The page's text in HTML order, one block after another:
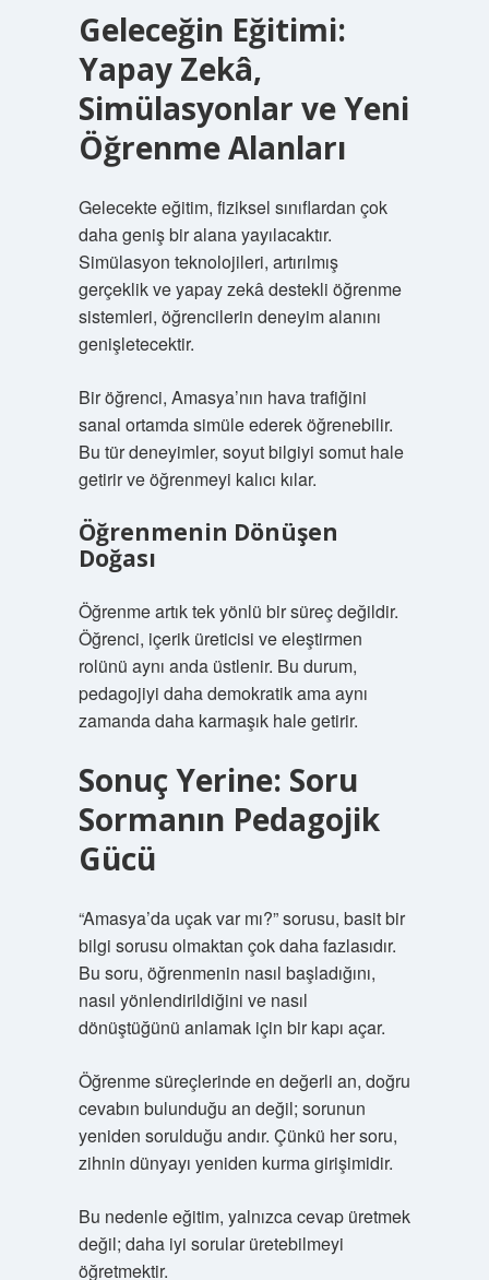
Geleceğin Eğitimi:
Yapay Zekâ,
Simülasyonlar ve Yeni
Öğrenme Alanları
Gelecekte eğitim, fiziksel sınıflardan çok
daha geniş bir alana yayılacaktır.
Simülasyon teknolojileri, artırılmış
gerçeklik ve yapay zekâ destekli öğrenme
sistemleri, öğrencilerin deneyim alanını
genişletecektir.
Bir öğrenci, Amasya’nın hava trafiğini
sanal ortamda simüle ederek öğrenebilir.
Bu tür deneyimler, soyut bilgiyi somut hale
getirir ve öğrenmeyi kalıcı kılar.
Öğrenmenin Dönüşen
Doğası
Öğrenme artık tek yönlü bir süreç değildir.
Öğrenci, içerik üreticisi ve eleştirmen
rolünü aynı anda üstlenir. Bu durum,
pedagojiyi daha demokratik ama aynı
zamanda daha karmaşık hale getirir.
Sonuç Yerine: Soru
Sormanın Pedagojik
Gücü
“Amasya’da uçak var mı?” sorusu, basit bir
bilgi sorusu olmaktan çok daha fazlasıdır.
Bu soru, öğrenmenin nasıl başladığını,
nasıl yönlendirildiğini ve nasıl
dönüştüğünü anlamak için bir kapı açar.
Öğrenme süreçlerinde en değerli an, doğru
cevabın bulunduğu an değil; sorunun
yeniden sorulduğu andır. Çünkü her soru,
zihnin dünyayı yeniden kurma girişimidir.
Bu nedenle eğitim, yalnızca cevap üretmek
değil; daha iyi sorular üretebilmeyi
öğretmektir.